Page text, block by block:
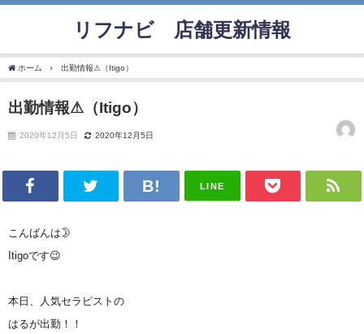
リフナビ®店舗更新情報
ホーム 出勤情報⚠（Itigo）
出勤情報⚠（Itigo）
2020年12月5日 2020年12月5日
LINE
こんばんは🌛
Itigoです😉
本日、人気セラピストの
はるが出勤！！